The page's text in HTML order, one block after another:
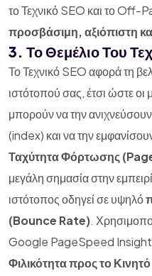
το Τεχνικό SEO και το Off-
προσβάσιμη, αξιόπιστη
3. Το Θεμέλιο Του
Το Τεχνικό SEO αφορά τη
ιστότοπού σας, έτσι ώστε
μπορούν να την
(index) και να την
Ταχύτητα Φόρτωσης
μεγάλη σημασία στην
ιστότοπος οδηγεί σε υψηλό
(Bounce Rate).
Google PageSpeed
Φιλικότητα προς το